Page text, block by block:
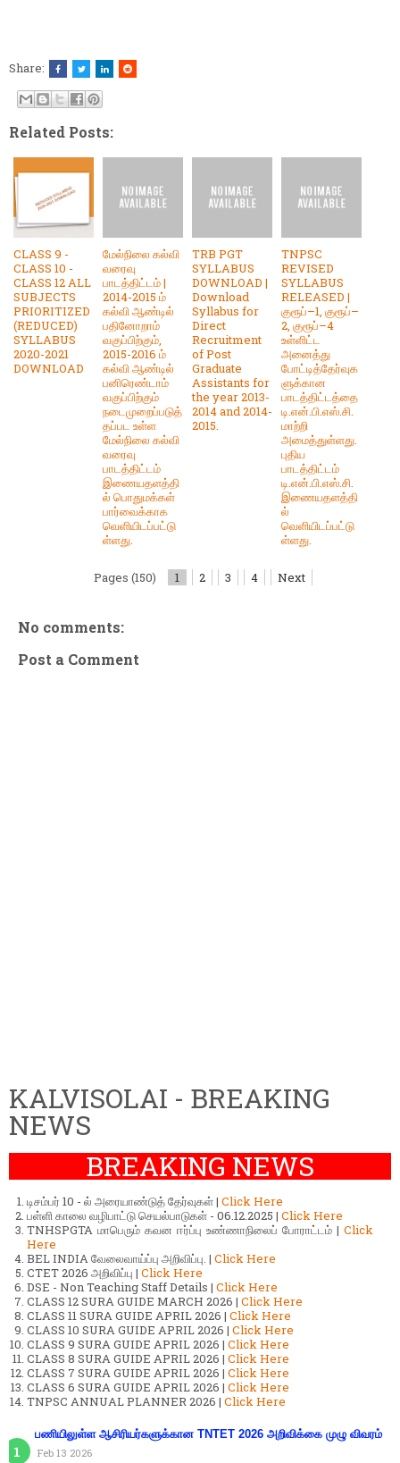
Share:
Related Posts:
CLASS 9 -
CLASS 10 -
CLASS 12 ALL
SUBJECTS
PRIORITIZED
(REDUCED)
SYLLABUS
2020-2021
DOWNLOAD
மேல்நிலை கல்வி
வரைவு
பாடத்திட்டம் |
2014-2015 ம்
கல்வி ஆண்டில்
பதினோறாம்
வகுப்பிற்கும்,
2015-2016 ம்
கல்வி ஆண்டில்
பனிரெண்டாம்
வகுப்பிற்கும்
நடைமுறைப்படுத்
தப்பட உள்ள
மேல்நிலை கல்வி
வரைவு
பாடத்திட்டம்
இணையதளத்தி
ல் பொதுமக்கள்
பார்வைக்காக
வெளியிடப்பட்டு
ள்ளது.
TRB PGT
SYLLABUS
DOWNLOAD |
Download
Syllabus for
Direct
Recruitment
of Post
Graduate
Assistants for
the year 2013-
2014 and 2014-
2015.
TNPSC
REVISED
SYLLABUS
RELEASED |
குரூப்–1, குரூப்–
2, குரூப்–4
உள்ளிட்ட
அனைத்து
போட்டித்தேர்வுக
ளுக்கான
பாடத்திட்டத்தை
டி.என்.பி.எஸ்.சி.
மாற்றி
அமைத்துள்ளது.
புதிய
பாடத்திட்டம்
டி.என்.பி.எஸ்.சி.
இணையதளத்தி
ல்
வெளியிடப்பட்டு
ள்ளது.
Pages (150) 1 2 3 4 Next
No comments:
Post a Comment
KALVISOLAI - BREAKING
NEWS
BREAKING NEWS
டிசம்பர் 10 - ல் அரையாண்டுத் தேர்வுகள் | Click Here
பள்ளி காலை வழிபாட்டு செயல்பாடுகள் - 06.12.2025 | Click Here
TNHSPGTA மாபெரும் கவன ஈர்ப்பு உண்ணாநிலைப் போராட்டம் | Click
Here
BEL INDIA வேலைவாய்ப்பு அறிவிப்பு. | Click Here
CTET 2026 அறிவிப்பு | Click Here
DSE - Non Teaching Staff Details | Click Here
CLASS 12 SURA GUIDE MARCH 2026 | Click Here
CLASS 11 SURA GUIDE APRIL 2026 | Click Here
CLASS 10 SURA GUIDE APRIL 2026 | Click Here
CLASS 9 SURA GUIDE APRIL 2026 | Click Here
CLASS 8 SURA GUIDE APRIL 2026 | Click Here
CLASS 7 SURA GUIDE APRIL 2026 | Click Here
CLASS 6 SURA GUIDE APRIL 2026 | Click Here
TNPSC ANNUAL PLANNER 2026 | Click Here
பணியிலுள்ள ஆசிரியர்களுக்கான TNTET 2026 அறிவிக்கை முழு விவரம்
Feb 13 2026